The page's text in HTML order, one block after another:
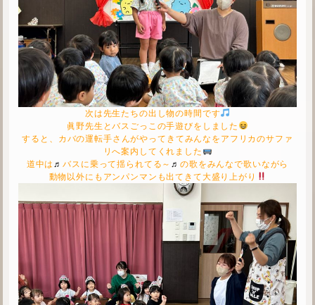
次は先生たちの出し物の時間です
眞野先生とバスごっこの手遊びをしました
すると、カバの運転手さんがやってきてみんなをアフリカのサファ
リへ案内してくれました
道中は ♬バスに乗って揺られてる～ ♬の歌をみんなで歌いながら
動物以外にもアンパンマンも出てきて大盛り上がり